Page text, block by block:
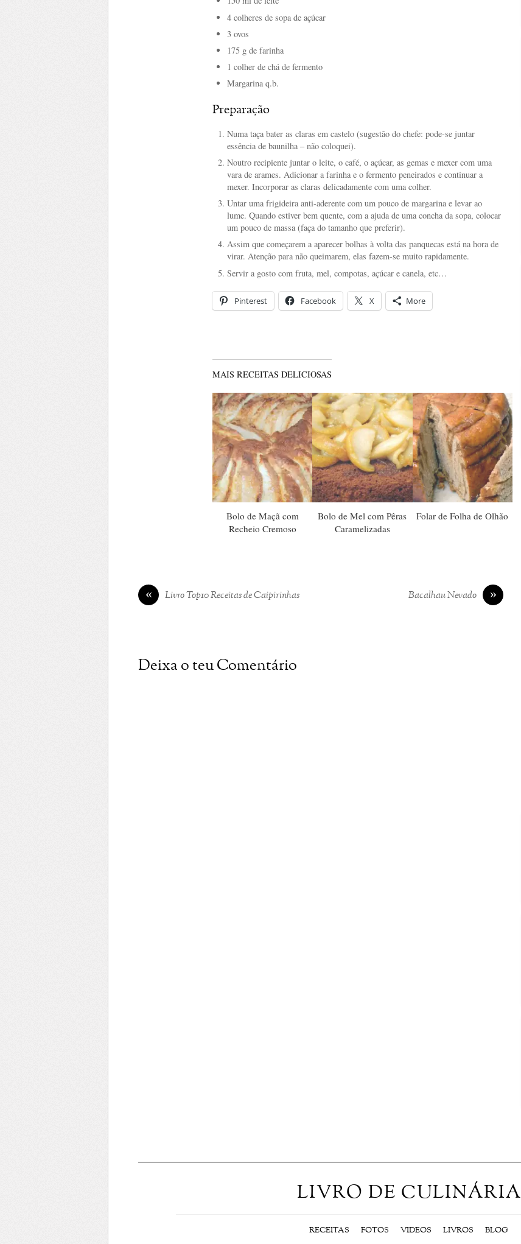
4 colheres de sopa de açúcar
3 ovos
175 g de farinha
1 colher de chá de fermento
Margarina q.b.
Preparação
Numa taça bater as claras em castelo (sugestão do chefe: pode-se juntar
essência de baunilha – não coloquei).
Noutro recipiente juntar o leite, o café, o açúcar, as gemas e mexer com uma
vara de arames. Adicionar a farinha e o fermento peneirados e continuar a
mexer. Incorporar as claras delicadamente com uma colher.
Untar uma frigideira anti-aderente com um pouco de margarina e levar ao
lume. Quando estiver bem quente, com a ajuda de uma concha da sopa, colocar
um pouco de massa (faça do tamanho que preferir).
Assim que começarem a aparecer bolhas à volta das panquecas está na hora de
virar. Atenção para não queimarem, elas fazem-se muito rapidamente.
Servir a gosto com fruta, mel, compotas, açúcar e canela, etc…
Pinterest Facebook X More
MAIS RECEITAS DELICIOSAS
Bolo de Maçã com
Recheio Cremoso
Bolo de Mel com Pêras
Caramelizadas
Folar de Folha de Olhão
« Livro Top10 Receitas de Caipirinhas »
Bacalhau Nevado
Deixa o teu Comentário
LIVRO DE CULINÁRIA
RECEITAS FOTOS VIDEOS LIVROS BLOG